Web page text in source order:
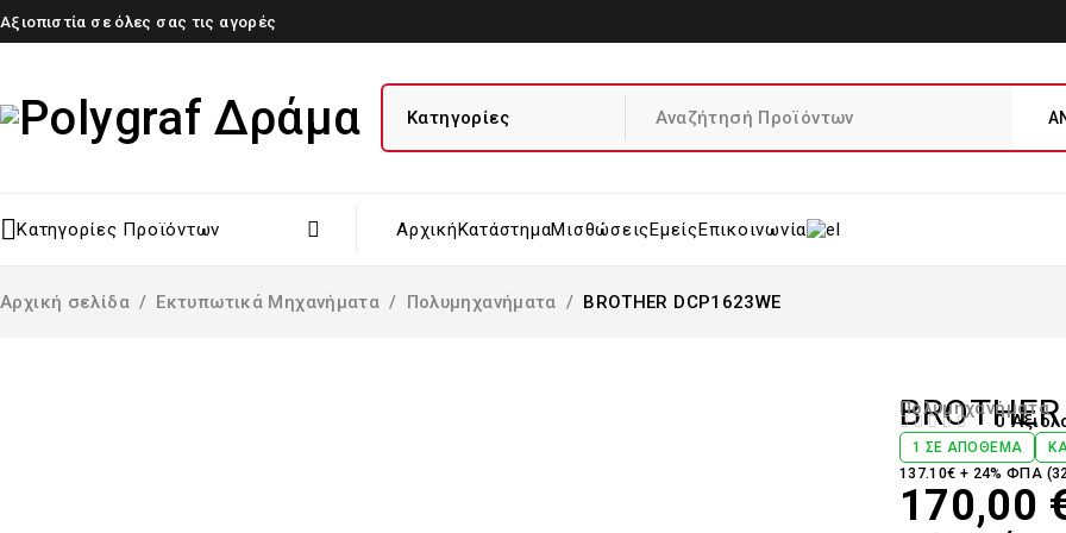
Αξιοπιστία σε όλες σας τις αγορές
Κατηγορίες Προϊόντων ΑρχικήΚατάστημαΜισθώσειςΕμείςΕπικοινωνία
Αρχική σελίδα / Εκτυπωτικά Μηχανήματα / Πολυμηχανήματα / BROTHER DCP1623WE
Πολυμηχανήματα
0
1 ΣΕ ΑΠΌΘΕΜΑ
137.10€ + 24% ΦΠΑ
170,00